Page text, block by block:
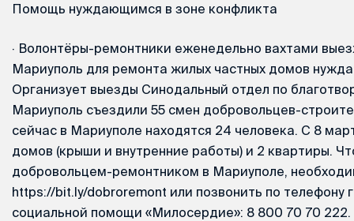
Помощь нуждающимся в зоне конфликта
· Волонтёры-ремонтники еженедельно вахтами
Мариуполь для ремонта жилых частных домов
Организует выезды Синодальный отдел по
Мариуполь съездили 55 смен добровольцев-
сейчас в Мариуполе находятся 24 человека. С 8
домов (крыши и внутренние работы) и 2 квартиры.
добровольцем-ремонтником в Мариуполе,
https://bit.ly/dobroremont или позвонить по телефону
социальной помощи «Милосердие»: 8 800 70 70 222.